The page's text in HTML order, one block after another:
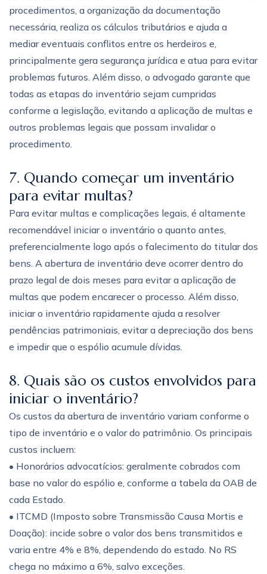
procedimentos, a organização da documentação
necessária, realiza os cálculos tributários e ajuda a
mediar eventuais conflitos entre os herdeiros e,
principalmente gera segurança jurídica e atua para evitar
problemas futuros. Além disso, o advogado garante que
todas as etapas do inventário sejam cumpridas
conforme a legislação, evitando a aplicação de multas e
outros problemas legais que possam invalidar o
procedimento.
7. Quando começar um inventário
para evitar multas?
Para evitar multas e complicações legais, é altamente
recomendável iniciar o inventário o quanto antes,
preferencialmente logo após o falecimento do titular dos
bens. A abertura de inventário deve ocorrer dentro do
prazo legal de dois meses para evitar a aplicação de
multas que podem encarecer o processo. Além disso,
iniciar o inventário rapidamente ajuda a resolver
pendências patrimoniais, evitar a depreciação dos bens
e impedir que o espólio acumule dívidas.
8. Quais são os custos envolvidos para
iniciar o inventário?
Os custos da abertura de inventário variam conforme o
tipo de inventário e o valor do patrimônio. Os principais
custos incluem:
• Honorários advocatícios: geralmente cobrados com
base no valor do espólio e, conforme a tabela da OAB de
cada Estado.
• ITCMD (Imposto sobre Transmissão Causa Mortis e
Doação): incide sobre o valor dos bens transmitidos e
varia entre 4% e 8%, dependendo do estado. No RS
chega no máximo a 6%, salvo exceções.